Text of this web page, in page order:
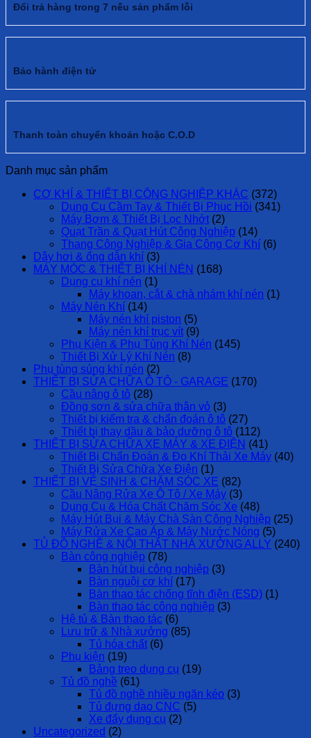
Đổi trả hàng trong 7 nếu sản phẩm lỗi
Bảo hành điện tử
Thanh toàn chuyển khoản hoặc C.O.D
Danh mục sản phẩm
CƠ KHÍ & THIẾT BỊ CÔNG NGHIỆP KHÁC (372)
Dụng Cụ Cầm Tay & Thiết Bị Phục Hồi (341)
Máy Bơm & Thiết Bị Lọc Nhớt (2)
Quạt Trần & Quạt Hút Công Nghiệp (14)
Thang Công Nghiệp & Gia Công Cơ Khí (6)
Dây hơi & ống dẫn khí (3)
MÁY MÓC & THIẾT BỊ KHÍ NÉN (168)
Dụng cụ khí nén (1)
Máy khoan, cắt & chà nhám khí nén (1)
Máy Nén Khí (14)
Máy nén khí piston (5)
Máy nén khí trục vít (9)
Phụ Kiện & Phụ Tùng Khí Nén (145)
Thiết Bị Xử Lý Khí Nén (8)
Phụ tùng súng khí nén (2)
THIẾT BỊ SỬA CHỮA Ô TÔ - GARAGE (170)
Cầu nâng ô tô (28)
Đồng sơn & sửa chữa thân vỏ (3)
Thiết bị kiểm tra & chẩn đoán ô tô (27)
Thiết bị thay dầu & bảo dưỡng ô tô (112)
THIẾT BỊ SỬA CHỮA XE MÁY & XE ĐIỆN (41)
Thiết Bị Chẩn Đoán & Đo Khí Thải Xe Máy (40)
Thiết Bị Sửa Chữa Xe Điện (1)
THIẾT BỊ VỆ SINH & CHĂM SÓC XE (82)
Cầu Nâng Rửa Xe Ô Tô / Xe Máy (3)
Dụng Cụ & Hóa Chất Chăm Sóc Xe (48)
Máy Hút Bụi & Máy Chà Sàn Công Nghiệp (25)
Máy Rửa Xe Cao Áp & Máy Nước Nóng (5)
TỦ ĐỒ NGHỀ & NỘI THẤT NHÀ XƯỞNG ALLY (240)
Bàn công nghiệp (78)
Bàn hút bụi công nghiệp (3)
Bàn nguội cơ khí (17)
Bàn thao tác chống tĩnh điện (ESD) (1)
Bàn thao tác công nghiệp (3)
Hệ tủ & Bàn thao tác (6)
Lưu trữ & Nhà xưởng (85)
Tủ hóa chất (6)
Phụ kiện (19)
Bảng treo dụng cụ (19)
Tủ đồ nghề (61)
Tủ đồ nghề nhiều ngăn kéo (3)
Tủ đựng dao CNC (5)
Xe đẩy dụng cụ (2)
Uncategorized (2)